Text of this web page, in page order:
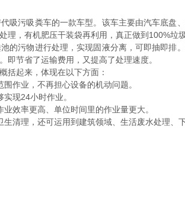
吸污吸粪车的一款车型。该车主要由汽车底
，有机肥压干装袋再利用，真正做到100%垃
的污物进行处理，实现固液分离，可即抽即排
节省了运输费用，又提高了处理速度。
括起来，体现在以下方面：
作业，不再担心设备的机动问题。
现24小时作业。
率更高、单位时间里的作业量更大。
理，还可运用到建筑领域、生活废水处理、下